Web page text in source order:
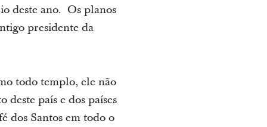
deste ano. Os planos
presidente da
todo templo, ele não
deste país e dos países
dos Santos em todo o